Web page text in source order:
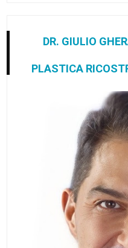
DR. GIULIO
PLASTICA